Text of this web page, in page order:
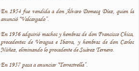
En 1954 fue vendida a don Álvaro Domecq Díez, quien la
anunció “Valcargado”.
En 1956 adquirió machos y hembras de don Francisco Chica,
procedentes de Veragua e Ibarra, y hembras de don Carlos
Núñez, eliminando lo procedente de Suárez Ternero.
En 1957 pasa a anunciar “Torrestrella”.